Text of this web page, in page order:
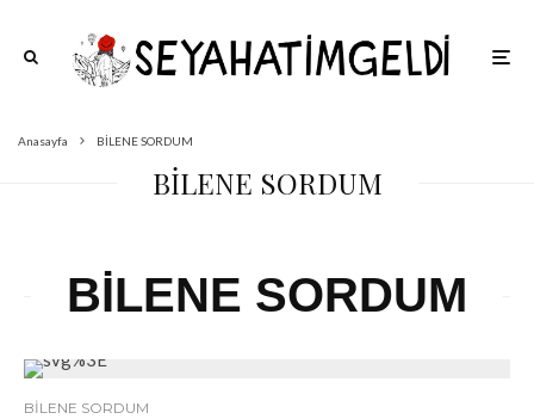
Anasayfa BİLENE SORDUM
BİLENE SORDUM
BİLENE SORDUM
BİLENE SORDUM